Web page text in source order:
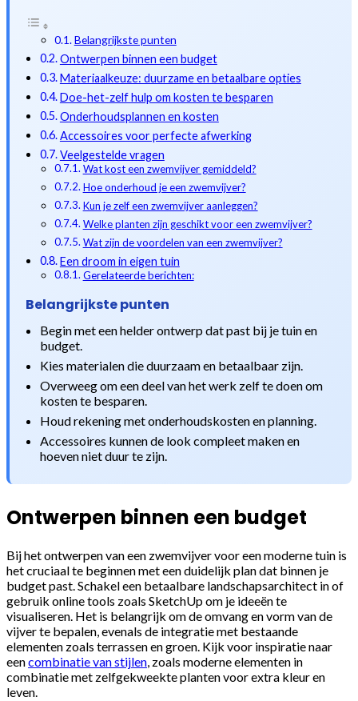
Belangrijkste punten
Ontwerpen binnen een budget
Materiaalkeuze: duurzame en betaalbare opties
Doe-het-zelf hulp om kosten te besparen
Onderhoudsplannen en kosten
Accessoires voor perfecte afwerking
Veelgestelde vragen
Wat kost een zwemvijver gemiddeld?
Hoe onderhoud je een zwemvijver?
Kun je zelf een zwemvijver aanleggen?
Welke planten zijn geschikt voor een zwemvijver?
Wat zijn de voordelen van een zwemvijver?
Een droom in eigen tuin
Gerelateerde berichten:
Belangrijkste punten
Begin met een helder ontwerp dat past bij je tuin en
budget.
Kies materialen die duurzaam en betaalbaar zijn.
Overweeg om een deel van het werk zelf te doen om
kosten te besparen.
Houd rekening met onderhoudskosten en planning.
Accessoires kunnen de look compleet maken en
hoeven niet duur te zijn.
Ontwerpen binnen een budget
Bij het ontwerpen van een zwemvijver voor een moderne tuin is
het cruciaal te beginnen met een duidelijk plan dat binnen je
budget past. Schakel een betaalbare landschapsarchitect in of
gebruik online tools zoals SketchUp om je ideeën te
visualiseren. Het is belangrijk om de omvang en vorm van de
vijver te bepalen, evenals de integratie met bestaande
elementen zoals terrassen en groen. Kijk voor inspiratie naar
eencombinatie van stijlen, zoals moderne elementen in
combinatie met zelfgekweekte planten voor extra kleur en
leven.